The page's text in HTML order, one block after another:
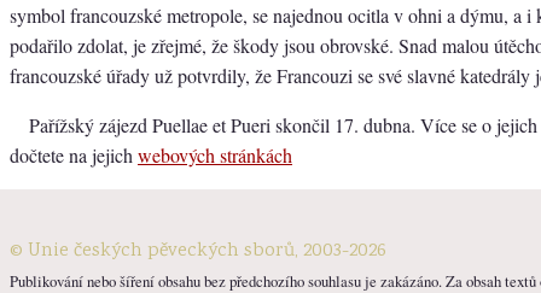
symbol francouzské metropole, se najednou ocitla v ohni a dýmu, a i
podařilo zdolat, je zřejmé, že škody jsou obrovské. Snad malou
francouzské úřady už potvrdily, že Francouzi se své slavné katedrály
Pařížský zájezd Puellae et Pueri skončil 17. dubna. Více se o
dočtete na jejich webových stránkách
© Unie českých pěveckých sborů, 2003-2026
Publikování nebo šíření obsahu bez předchozího souhlasu je zakázáno. Za obsah